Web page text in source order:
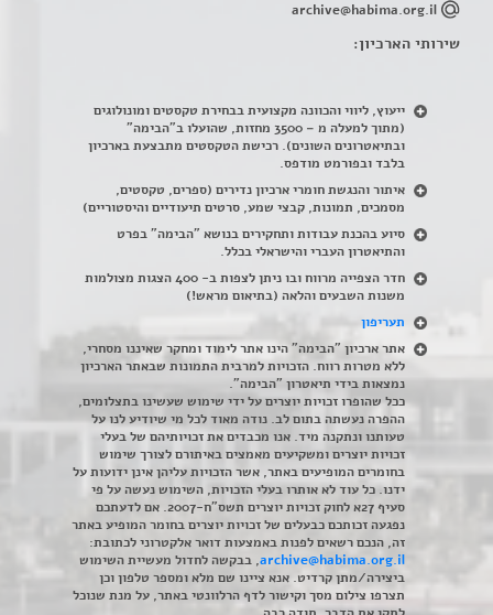
archive@habima.org.il
שירותי הארכיון:
ייעוץ, ליווי והכוונה מקצועית בבחירת טקסטים ומונולוגים
(מתוך למעלה מ – 3500 מחזות, שהועלו ב"הבימה"
ובתיאטרונים השונים). רכישת הטקסטים מתבצעת בארכיון
בלבד ובפורמט מודפס.
איתור והנגשת חומרי ארכיון נדירים (ספרים, טקסטים,
מסמכים, תמונות, קבצי שמע, סרטים תיעודיים והיסטוריים)
סיוע בהכנת עבודות ותחקירים בנושא "הבימה" בפרט
והתיאטרון העברי והישראלי בכלל.
חדר הצפייה מרווח ובו ניתן לצפות ב- 400 הצגות מצולמות
משנות השבעים והלאה (בתיאום מראש!)
תעריפון
אתר ארכיון "הבימה" הינו אתר לימוד ומחקר שאיננו מסחרי,
ללא מטרות רווח. הזכויות למרבית התמונות שבאתר הארכיון
נמצאות בידי תיאטרון "הבימה".
ככל שהופרו זכויות יוצרים על ידי שימוש שעשינו בתצלומים,
ההפרה נעשתה בתום לב. נודה מאוד לכל מי שיודיע לנו על
טעותנו ונתקנה מיד. אנו מכבדים את זכויותיהם של בעלי
זכויות יוצרים ומשקיעים מאמצים באיתורם לצורך שימוש
בחומרים המופיעים באתר, אשר הזכויות עליהן אינן ידועות על
ידנו. כל עוד לא אותרו בעלי הזכויות, השימוש נעשה על פי
סעיף 27א לחוק זכויות יוצרים תשס"ח-2007. אם לדעתכם
נפגעה זכותכם כבעלים של זכויות יוצרים בחומר המופיע באתר
זה, הנכם רשאים לפנות באמצעות דואר אלקטרוני לכתובת:
archive@habima.org.il, בבקשה לחדול מעשיית השימוש
ביצירה/מתן קרדיט. אנא ציינו שם מלא ומספר טלפון וכן
תצרפו צילום מסך וקישור לדף הרלוונטי באתר, על מנת שנוכל